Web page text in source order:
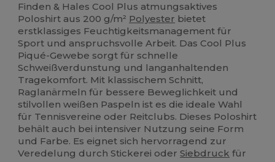
Finden & Hales Cool Plus atmungsaktives
Poloshirt aus 200 g/m² Polyester bietet
erstklassiges Feuchtigkeitsmanagement für
Sport und anspruchsvolle Arbeit. Das Cool Plus
Piqué-Gewebe sorgt für schnelle
Schweißverdunstung und langanhaltenden
Tragekomfort. Mit klassischem Schnitt,
Raglanärmeln für bessere Beweglichkeit und
stilvollen weißen Paspeln ist es die ideale Wahl
für Tennisvereine oder Reitclubs. Dieses Poloshirt
behält auch bei intensiver Nutzung seine Form
und Farbe. Es eignet sich hervorragend zur
Veredelung durch Stickerei oderSiebdruck für